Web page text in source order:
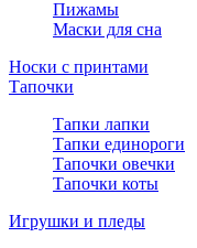
Пижамы
Маски для сна
Носки с принтами
Тапочки
Тапки лапки
Тапки единороги
Тапочки овечки
Тапочки коты
Игрушки и пледы